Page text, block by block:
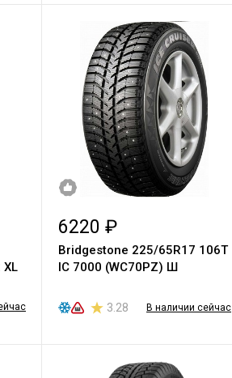
XL
6220 ₽
Bridgestone 225/65R17 106T
IC 7000 (WC70PZ) Ш
3.28 В наличии сейчас